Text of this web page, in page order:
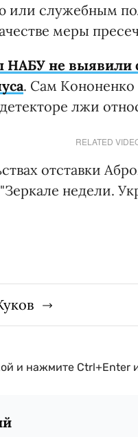
или служебным
меры
НАБУ не выявили
. Сам Кононенко
лжи
RELATED
отставки
недели.
и нажмите Ctrl+Enter